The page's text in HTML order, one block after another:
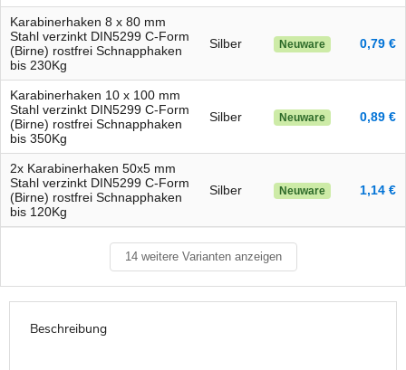
Karabinerhaken 8 x 80 mm
Stahl verzinkt DIN5299 C-Form
(Birne) rostfrei Schnapphaken
bis 230Kg
Silber Neuware 0,79 €
Karabinerhaken 10 x 100 mm
Stahl verzinkt DIN5299 C-Form
(Birne) rostfrei Schnapphaken
bis 350Kg
Silber Neuware 0,89 €
2x Karabinerhaken 50x5 mm
Stahl verzinkt DIN5299 C-Form
(Birne) rostfrei Schnapphaken
bis 120Kg
Silber Neuware 1,14 €
14 weitere Varianten anzeigen
Beschreibung